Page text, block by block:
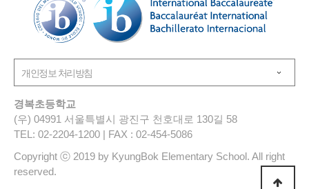
경복초등학교
(우) 04991 서울특별시 광진구 천호대로 130길 58
TEL: 02-2204-1200 | FAX : 02-454-5086
Copyright ⓒ 2019 by KyungBok Elementary School. All right
reserved.